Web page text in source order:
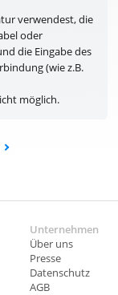
verwendest, die
oder
die Eingabe des
(wie z.B.
möglich.
Unternehmen
Über uns
Presse
Datenschutz
AGB